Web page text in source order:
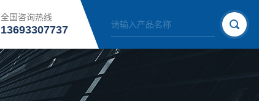
全国咨询热线
13693307737